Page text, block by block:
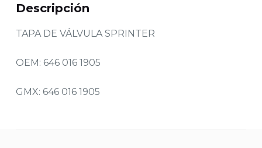
Descripción
TAPA DE VÁLVULA SPRINTER
OEM: 646 016 1905
GMX: 646 016 1905